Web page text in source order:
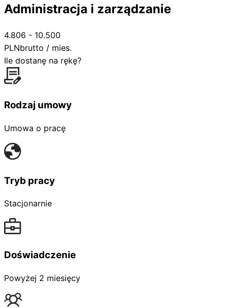
Administracja i zarządzanie
4.806 - 10.500
PLNbrutto / mies.
Ile dostanę na rękę?
Rodzaj umowy
Umowa o pracę
Tryb pracy
Stacjonarnie
Doświadczenie
Powyżej 2 miesięcy